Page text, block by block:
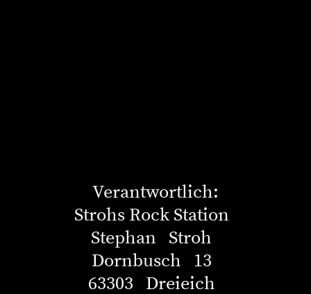
Verantwortlich:
Strohs Rock Station
Stephan Stroh
Dornbusch 13
63303 Dreieich